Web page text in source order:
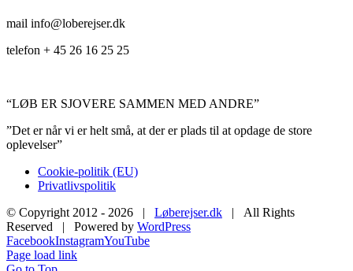
mail info@loberejser.dk
telefon + 45 26 16 25 25
“LØB ER SJOVERE SAMMEN MED ANDRE”
”Det er når vi er helt små, at der er plads til at opdage de store
oplevelser”
Cookie-politik (EU)
Privatlivspolitik
© Copyright 2012 - 2026 | Løberejser.dk | All Rights
Reserved | Powered by WordPress
FacebookInstagramYouTube
Page load link